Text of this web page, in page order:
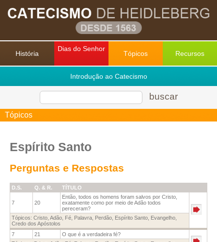
História
Dias do Senhor
Tópicos Recursos
Introdução ao Catecismo
buscar
Tópicos
Espírito Santo
Perguntas e Respostas
D.S. Q. & R. TÍTULO
7 20
Então, todos os homens foram salvos por Cristo,
exatamente como por meio de Adão todos
pereceram?
Tópicos: Cristo Adão Fé Palavra Perdão Espírito Santo Evangelho
Credo dos Apóstolos
7
21
O que é a verdadeira fé?